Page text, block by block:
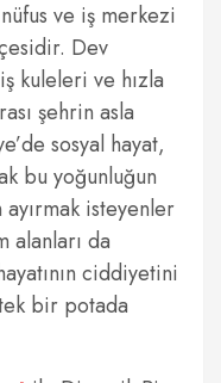
nüfus ve iş merkezi
Dev
kuleleri ve hızla
şehrin asla
sosyal hayat,
bu yoğunluğun
isteyenler
alanları da
ciddiyetini
bir potada